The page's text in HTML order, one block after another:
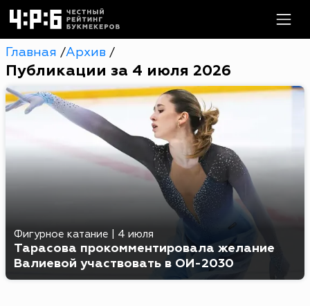
Главная /Архив /
Публикации за 4 июля 2026
Фигурное катание 4 июля
Тарасова прокомментировала желание
Валиевой участвовать в ОИ-2030